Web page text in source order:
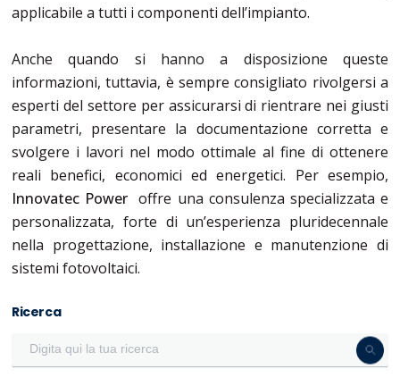
applicabile a tutti i componenti dell’impianto.
Anche quando si hanno a disposizione queste
informazioni, tuttavia, è sempre consigliato rivolgersi a
esperti del settore per assicurarsi di rientrare nei giusti
parametri, presentare la documentazione corretta e
svolgere i lavori nel modo ottimale al fine di ottenere
reali benefici, economici ed energetici. Per esempio,
Innovatec Power offre una consulenza specializzata e
personalizzata, forte di un’esperienza pluridecennale
nella progettazione, installazione e manutenzione di
sistemi fotovoltaici.
Ricerca